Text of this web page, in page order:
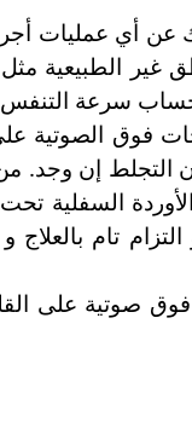
أي عمليات
الطبيعية
سرعة التنفس
فوق الصوتية
إن وجد.
السفلية
تام بالعلاج
صوتية على